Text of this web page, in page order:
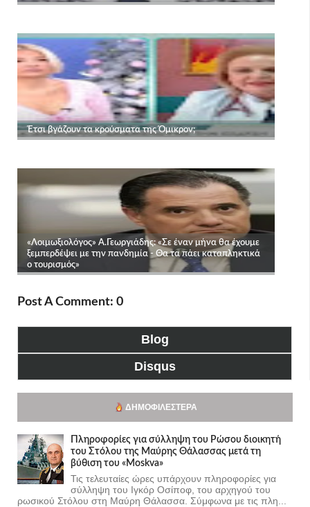
Post A Comment: 0
Blog
Disqus
ΔΗΜΟΦΙΛΈΣΤΕΡΑ
Πληροφορίες για σύλληψη του Ρώσου διοικητή
του Στόλου της Mαύρης Θάλασσας μετά τη
βύθιση του «Moskva»
Τις τελευταίες ώρες υπάρχουν πληροφορίες για
σύλληψη του Ιγκόρ Οσίποφ, του αρχηγού του
ρωσικού Στόλου στη Μαύρη Θάλασσα. Σύμφωνα με τις πλη...